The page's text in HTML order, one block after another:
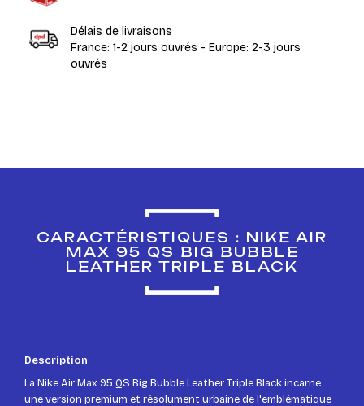
Délais de livraisons
France: 1-2 jours ouvrés - Europe: 2-3 jours
ouvrés
CARACTÉRISTIQUES : NIKE AIR
MAX 95 QS BIG BUBBLE
LEATHER TRIPLE BLACK
Description
La Nike Air Max 95 QS Big Bubble Leather Triple Black incarne
une version premium et résolument urbaine de l'emblématique